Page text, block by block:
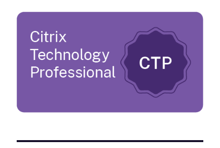
Desktops
1912
ist
veröffentlicht